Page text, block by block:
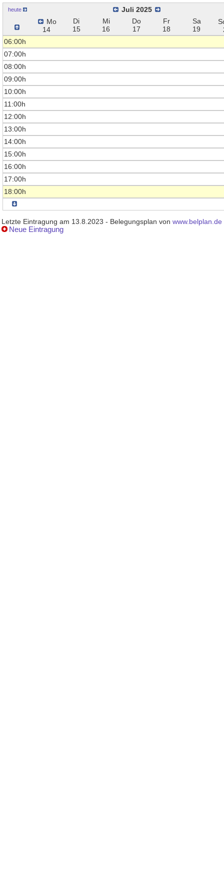
heute
Juli 2025
Mo
14
Di
15
Mi
16
Do
17
Fr
18
Sa
19
06:00h
07:00h
08:00h
09:00h
10:00h
11:00h
12:00h
13:00h
14:00h
15:00h
16:00h
17:00h
18:00h
Letzte Eintragung am 13.8.2023 - Belegungsplan von www.belplan.de
Neue Eintragung